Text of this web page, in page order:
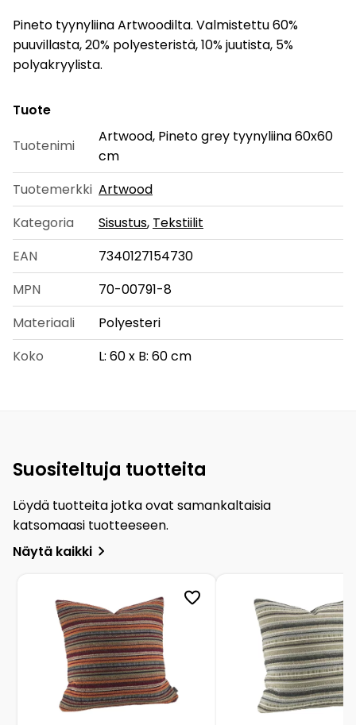
Pineto tyynyliina Artwoodilta. Valmistettu 60%
puuvillasta, 20% polyesteristä, 10% juutista, 5%
polyakryylista.
Tuote
Tuotenimi
Artwood, Pineto grey tyynyliina 60x60
cm
Tuotemerkki Artwood
Kategoria
Sisustus, Tekstiilit
EAN
7340127154730
MPN
70-00791-8
Materiaali
Polyesteri
Koko
L: 60 x B: 60 cm
Suositeltuja tuotteita
Löydä tuotteita jotka ovat samankaltaisia
katsomaasi tuotteeseen.
Näytä kaikki